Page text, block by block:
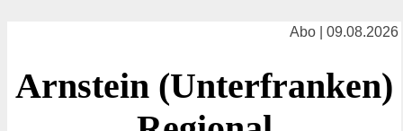
Abo | 09.08.2026
Arnstein (Unterfranken)